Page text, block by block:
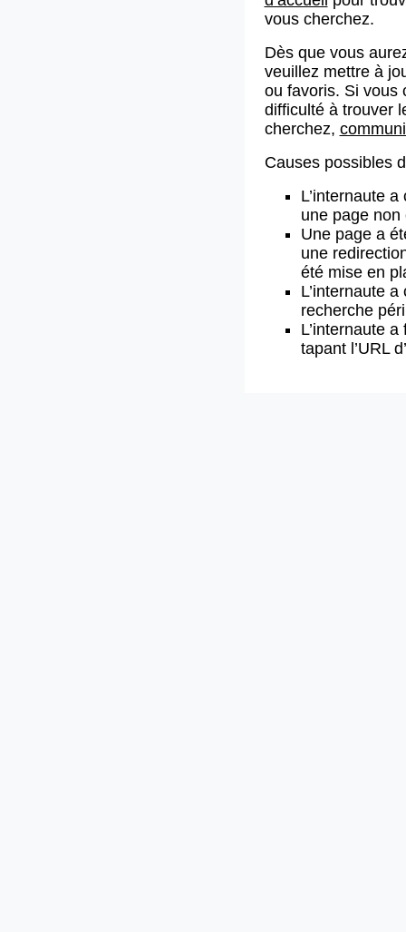
vous cherchez.
Dès que vous
veuillez mettre à
ou favoris. Si vous
difficulté à trouver
cherchez,
Causes possibles
L’internaute
une page non
Une page a
une
été mise en
L’internaute
recherche
L’internaute
tapant l’URL